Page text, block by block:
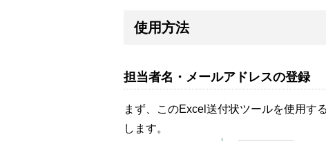
使用方法
担当者名・メールアドレスの登録
まず、このExcel送付状ツールを使用す
します。